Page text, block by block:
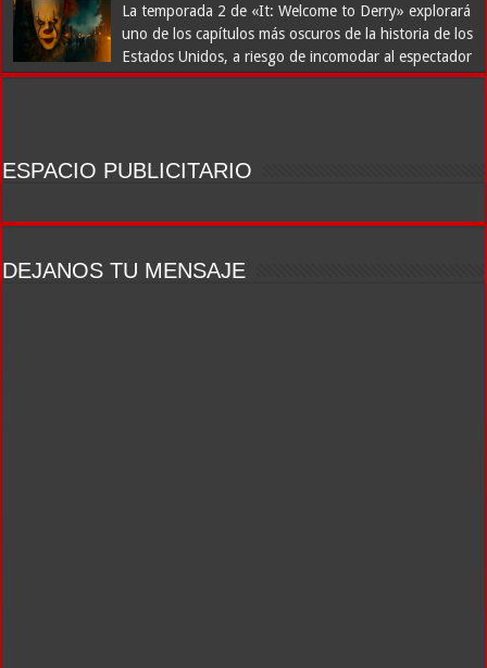
La temporada 2 de «It: Welcome to Derry» explorará
uno de los capítulos más oscuros de la historia de los
Estados Unidos, a riesgo de incomodar al espectador
5 días antes
ESPACIO PUBLICITARIO
DEJANOS TU MENSAJE